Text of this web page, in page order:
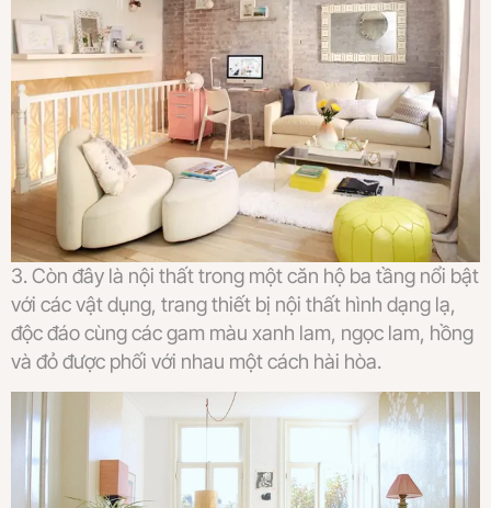
3. Còn đây là nội thất trong một căn hộ ba tầng nổi bật
với các vật dụng, trang thiết bị nội thất hình dạng lạ,
độc đáo cùng các gam màu xanh lam, ngọc lam, hồng
và đỏ được phối với nhau một cách hài hòa.